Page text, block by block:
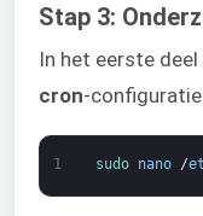
Stap 3:
In het eerste
cron-
1 sudo nano /